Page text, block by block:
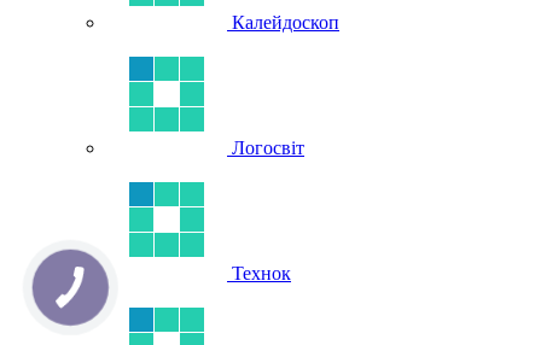
Калейдоскоп
Логосвіт
Технок